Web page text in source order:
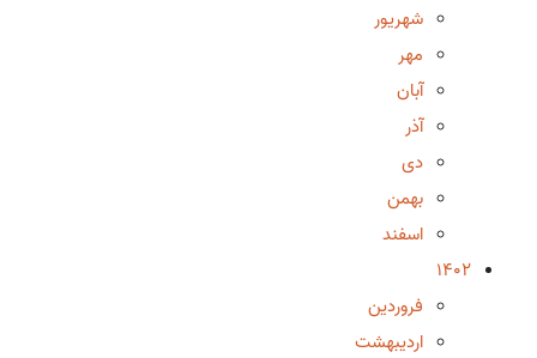
شهریور
مهر
آبان
آذر
دی
بهمن
اسفند
1402
فروردین
اردیبهشت